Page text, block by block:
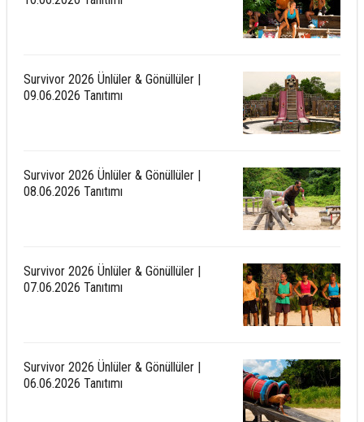
Survivor 2026 Ünlüler & Gönüllüler |
09.06.2026 Tanıtımı
Survivor 2026 Ünlüler & Gönüllüler |
08.06.2026 Tanıtımı
Survivor 2026 Ünlüler & Gönüllüler |
07.06.2026 Tanıtımı
Survivor 2026 Ünlüler & Gönüllüler |
06.06.2026 Tanıtımı